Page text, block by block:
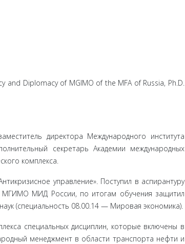
Diplomacy of MGIMO of the MFA of Russia, Ph.D.
директора Меж­дународного института
секретарь Академии между­народных
комплекса.
управление». Поступил в аспирантуру
МГИМО МИД России, по итогам обучения защитил
(специальность 08.00.14 — Мировая экономика).
специальных дисциплин, которые включены в
менеджмент в области транспорта нефти и